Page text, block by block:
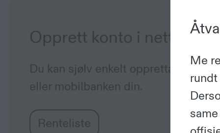
Me
Opprett konto i
Du kan sjølv enkelt oppretta
eller mobilbanken din.
Renteliste